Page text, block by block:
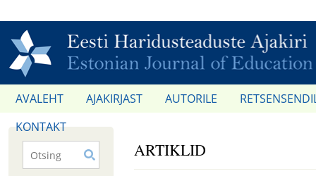
AVALEHT AJAKIRJAST AUTORILE
KONTAKT
ARTIKLID